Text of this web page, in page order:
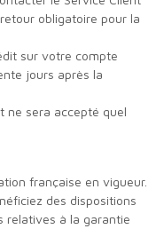
obligatoire pour la
sur votre compte
jours après la
ne sera accepté quel
française en vigueur.
des dispositions
relatives à la garantie